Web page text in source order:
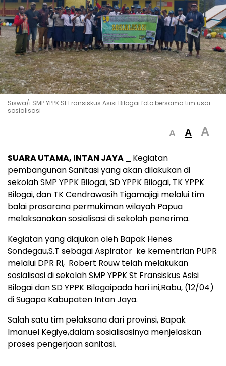
Siswa/i SMP YPPK St.Fransiskus Asisi Bilogai foto bersama tim usai
sosialisasi
A A A
SUARA UTAMA, INTAN JAYA _ Kegiatan
pembangunan Sanitasi yang akan dilakukan di
sekolah SMP YPPK Bilogai, SD YPPK Bilogai, TK YPPK
Bilogai, dan TK Cendrawasih Tigamajigi melalui tim
balai prasarana permukiman wilayah Papua
melaksanakan sosialisasi di sekolah penerima.
Kegiatan yang diajukan oleh Bapak Henes
Sondegau,S.T sebagai Aspirator ke kementrian PUPR
melalui DPR RI, Robert Rouw telah melakukan
sosialisasi di sekolah SMP YPPK St Fransiskus Asisi
Bilogai dan SD YPPK Bilogaipada hari ini,Rabu, (12/04)
di Sugapa Kabupaten Intan Jaya.
Salah satu tim pelaksana dari provinsi, Bapak
Imanuel Kegiye,dalam sosialisasinya menjelaskan
proses pengerjaan sanitasi.